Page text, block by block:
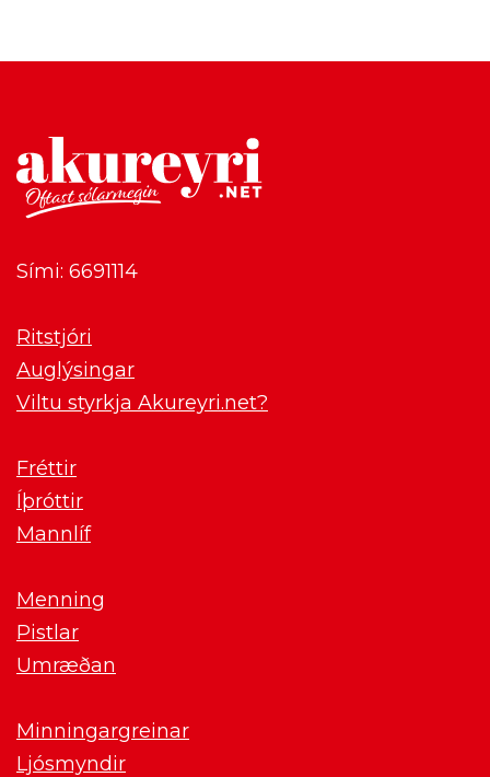
Sími: 6691114
Ritstjóri
Auglýsingar
Viltu styrkja Akureyri.net?
Fréttir
Íþróttir
Mannlíf
Menning
Pistlar
Umræðan
Minningargreinar
Ljósmyndir